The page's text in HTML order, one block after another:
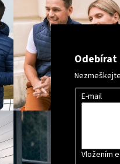
E-mail
Vložením